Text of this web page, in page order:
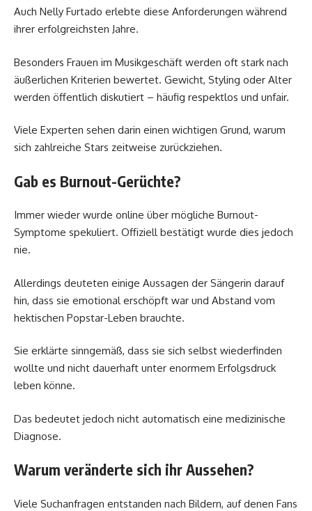
Auch Nelly Furtado erlebte diese Anforderungen während
ihrer erfolgreichsten Jahre.
Besonders Frauen im Musikgeschäft werden oft stark nach
äußerlichen Kriterien bewertet. Gewicht, Styling oder Alter
werden öffentlich diskutiert – häufig respektlos und unfair.
Viele Experten sehen darin einen wichtigen Grund, warum
sich zahlreiche Stars zeitweise zurückziehen.
Gab es Burnout-Gerüchte?
Immer wieder wurde online über mögliche Burnout-
Symptome spekuliert. Offiziell bestätigt wurde dies jedoch
nie.
Allerdings deuteten einige Aussagen der Sängerin darauf
hin, dass sie emotional erschöpft war und Abstand vom
hektischen Popstar-Leben brauchte.
Sie erklärte sinngemäß, dass sie sich selbst wiederfinden
wollte und nicht dauerhaft unter enormem Erfolgsdruck
leben könne.
Das bedeutet jedoch nicht automatisch eine medizinische
Diagnose.
Warum veränderte sich ihr Aussehen?
Viele Suchanfragen entstanden nach Bildern, auf denen Fans